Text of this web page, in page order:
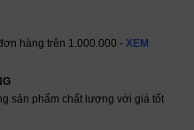
hàng trên 1.000.000 - XEM
sản phẩm chất lượng với giá tốt